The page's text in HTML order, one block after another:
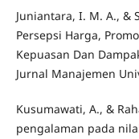
Juniantara, I. M. A., &
Persepsi Harga,
Kepuasan Dan
Jurnal Manajemen
Kusumawati, A., &
pengalaman pada